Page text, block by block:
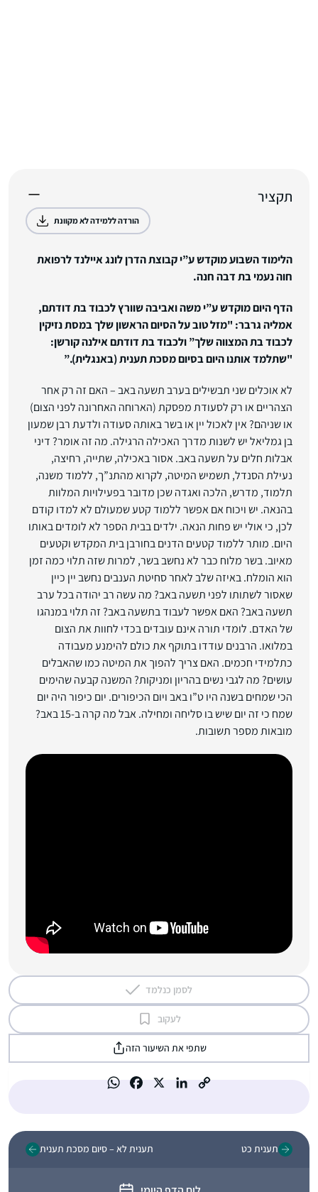
תקציר
הורדה ללמידה לא מקוונת
הלימוד השבוע מוקדש ע”י קבוצת הדרן לונג איילנד לרפואת
חוה נעמי בת דבה חנה.
הדף היום מוקדש ע”י משה ואביבה שוורץ לכבוד בת דודתם,
אמליה גרבר: "מזל טוב על הסיום הראשון שלך במסת נזיקין
לכבוד בת המצווה שלך” ולכבוד בת דודתם אילנה קורשן:
"שתלמד אותנו היום בסיום מסכת תענית (באנגלית).”
לא אוכלים שני תבשילים בערב תשעה באב – האם זה רק אחר
הצהריים או רק לסעודת מפסקת (הארוחה האחרונה לפני הצום)
או שניהם? אין לאכול יין או בשר באותה סעודה ולדעת רבן שמעון
בן גמליאל יש לשנות מדרך האכילה הרגילה. מה זה אומר? דיני
אבלות חלים על תשעה באב. אסור באכילה, שתייה, רחיצה,
נעילת הסנדל, תשמיש המיטה, לקרוא מהתנ”ך, ללמוד משנה,
תלמוד, מדרש, הלכה ואגדה שכן מדובר בפעילויות המלוות
בהנאה. יש ויכוח אם אפשר ללמוד קטע שמעולם לא למדו קודם
לכן, כי אולי יש פחות הנאה. ילדים בבית הספר לא לומדים באותו
היום. מותר ללמוד קטעים הדנים בחורבן בית המקדש וקטעים
מאיוב. בשר מלוח כבר לא נחשב בשר, למרות שזה תלוי כמה זמן
הוא הומלח. באיזה שלב לאחר סחיטת הענבים נחשב יין כיין
שאסור לשתותו לפני תשעה באב? מה עשה רב יהודה בכל ערב
תשעה באב? האם אפשר לעבוד בתשעה באב? זה תלוי במנהגו
של האדם. לומדי תורה אינם עובדים בכדי לחוות את הצום
במלואו. הרבנים עודדו בתוקף את כולם להימנע מעבודה
כתלמידי חכמים. האם צריך להפוך את המיטה כמו שהאבלים
עושים? מה לגבי נשים בהריון ומניקות? המשנה קבעה שהימים
הכי שמחים בשנה היו ט”ו באב ויום הכיפורים. יום כיפור היה יום
שמח כי זה יום שיש בו סליחה ומחילה. אבל מה קרה ב-15 באב?
מובאות מספר תשובות.
לסמן כנלמד
לעקוב
שתפי את השיעור הזה
תענית כט תענית לא – סיום מסכת תענית